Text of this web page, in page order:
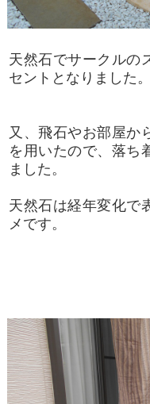
天然石でサークルの
セントとなりました。
又、飛石やお部屋か
を用いたので、落ち
ました。
天然石は経年変化で
メです。